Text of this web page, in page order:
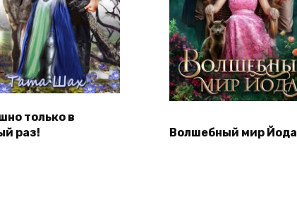
только в
раз!
Волшебный мир Йода